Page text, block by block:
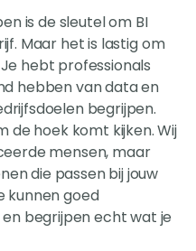
is de sleutel om BI
Maar het is lastig om
hebt professionals
hebben van data en
begrijpen.
de hoek komt kijken. Wij
mensen, maar
die passen bij jouw
kunnen goed
begrijpen echt wat je